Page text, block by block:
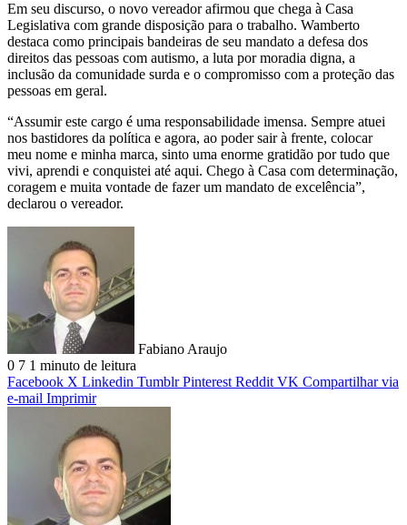
Em seu discurso, o novo vereador afirmou que chega à Casa
Legislativa com grande disposição para o trabalho. Wamberto
destaca como principais bandeiras de seu mandato a defesa dos
direitos das pessoas com autismo, a luta por moradia digna, a
inclusão da comunidade surda e o compromisso com a proteção das
pessoas em geral.
“Assumir este cargo é uma responsabilidade imensa. Sempre atuei
nos bastidores da política e agora, ao poder sair à frente, colocar
meu nome e minha marca, sinto uma enorme gratidão por tudo que
vivi, aprendi e conquistei até aqui. Chego à Casa com determinação,
coragem e muita vontade de fazer um mandato de excelência”,
declarou o vereador.
Fabiano Araujo
0 7 1 minuto de leitura
Facebook X Linkedin Tumblr Pinterest Reddit VK Compartilhar via
e-mail Imprimir